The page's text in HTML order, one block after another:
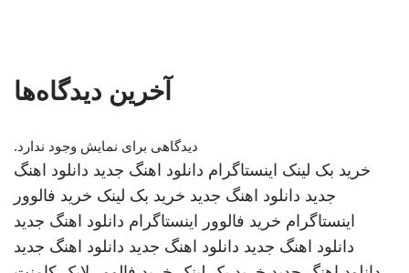
آخرین دیدگاه‌ها
دیدگاهی برای نمایش وجود ندارد.
خرید بک لینک اینستاگرام دانلود اهنگ جدید دانلود اهنگ
جدید دانلود اهنگ جدید خرید بک لینک خرید فالوور
اینستاگرام خرید فالوور اینستاگرام دانلود اهنگ جدید
دانلود اهنگ جدید دانلود اهنگ جدید دانلود اهنگ جدید